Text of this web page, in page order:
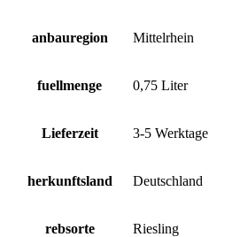
anbauregion Mittelrhein
fuellmenge 0,75 Liter
Lieferzeit 3-5 Werktage
herkunftsland Deutschland
rebsorte Riesling